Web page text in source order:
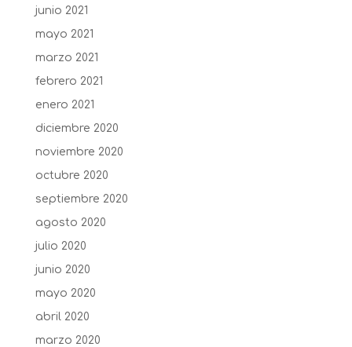
junio 2021
mayo 2021
marzo 2021
febrero 2021
enero 2021
diciembre 2020
noviembre 2020
octubre 2020
septiembre 2020
agosto 2020
julio 2020
junio 2020
mayo 2020
abril 2020
marzo 2020